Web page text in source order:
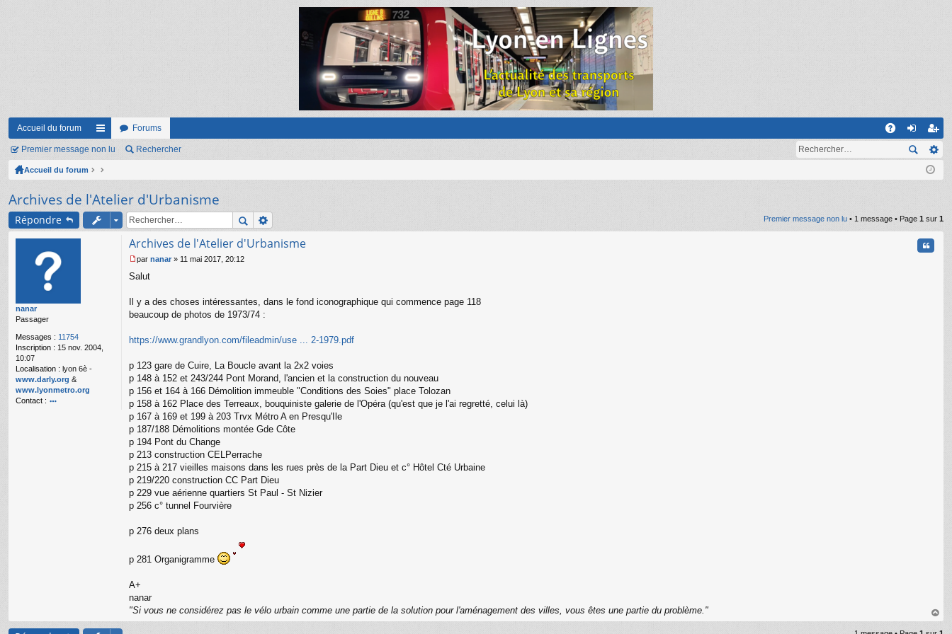
Accueil du forum
ac
co
ci
s
Forums
on ns
cri
Premier message non lu Rechercher
Accueil du forum
Archives de l'Atelier d'Urbanisme
Répondre Premier message non lu • 1 message • Page 1 sur 1
nanar
Passager
Messages : 11754
Inscription : 15 nov. 2004,
10:07
Localisation : lyon 6è -
www.darly.org &
www.lyonmetro.org
Contact :
Archives de l'Atelier d'Urbanisme
e
s
a
g
n
n
u
par nanar » 11 mai 2017, 20:12
Salut
Il y a des choses intéressantes, dans le fond iconographique qui commence page 118
beaucoup de photos de 1973/74 :
https://www.grandlyon.com/fileadmin/use ... 2-1979.pdf
p 123 gare de Cuire, La Boucle avant la 2x2 voies
p 148 à 152 et 243/244 Pont Morand, l'ancien et la construction du nouveau
p 156 et 164 à 166 Démolition immeuble "Conditions des Soies" place Tolozan
p 158 à 162 Place des Terreaux, bouquiniste galerie de l'Opéra (qu'est que je l'ai regretté, celui là)
p 167 à 169 et 199 à 203 Trvx Métro A en Presqu'Ile
p 187/188 Démolitions montée Gde Côte
p 194 Pont du Change
p 213 construction CELPerrache
p 215 à 217 vieilles maisons dans les rues près de la Part Dieu et c° Hôtel Cté Urbaine
p 219/220 construction CC Part Dieu
p 229 vue aérienne quartiers St Paul - St Nizier
p 256 c° tunnel Fourvière
p 276 deux plans
p 281 Organigramme
A+
nanar
"Si vous ne considérez pas le vélo urbain comme une partie de la solution pour l'aménagement des villes, vous êtes une partie du problème."
au